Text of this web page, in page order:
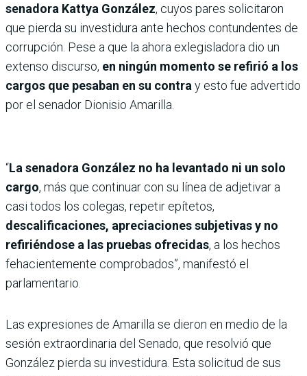
senadora Kattya González, cuyos pares solicitaron
que pierda su investidura ante hechos contundentes de
corrupción. Pese a que la ahora exlegisladora dio un
extenso discurso, en ningún momento se refirió a los
cargos que pesaban en su contra y esto fue advertido
por el senador Dionisio Amarilla.
“La senadora González no ha levantado ni un solo
cargo, más que continuar con su línea de adjetivar a
casi todos los colegas, repetir epítetos,
descalificaciones, apreciaciones subjetivas y no
refiriéndose a las pruebas ofrecidas, a los hechos
fehacientemente comprobados”, manifestó el
parlamentario.
Las expresiones de Amarilla se dieron en medio de la
sesión extraordinaria del Senado, que resolvió que
González pierda su investidura. Esta solicitud de sus